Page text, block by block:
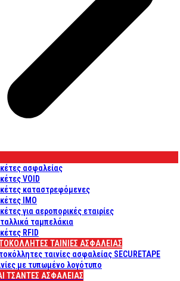
ασφαλείας
VOID
καταστρεφόμενες
IMO
για αεροπορικές εταιρίες
ταμπελάκια
RFID
ΤΑΙΝΊΕΣ ΑΣΦΑΛΕΊΑΣ
ταινίες ασφαλείας SECURETAPE
με τυπωμένο λογότυπο
ΤΣΆΝΤΕΣ ΑΣΦΑΛΕΊΑΣ